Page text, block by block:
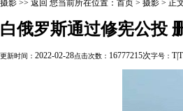
摄影 >> 返回 您当前所在位置： 首页 > 摄影 > 正
白俄罗斯通过修宪公投
更新时间： 2022-02-28点击次数： 16777215次字号： T|T